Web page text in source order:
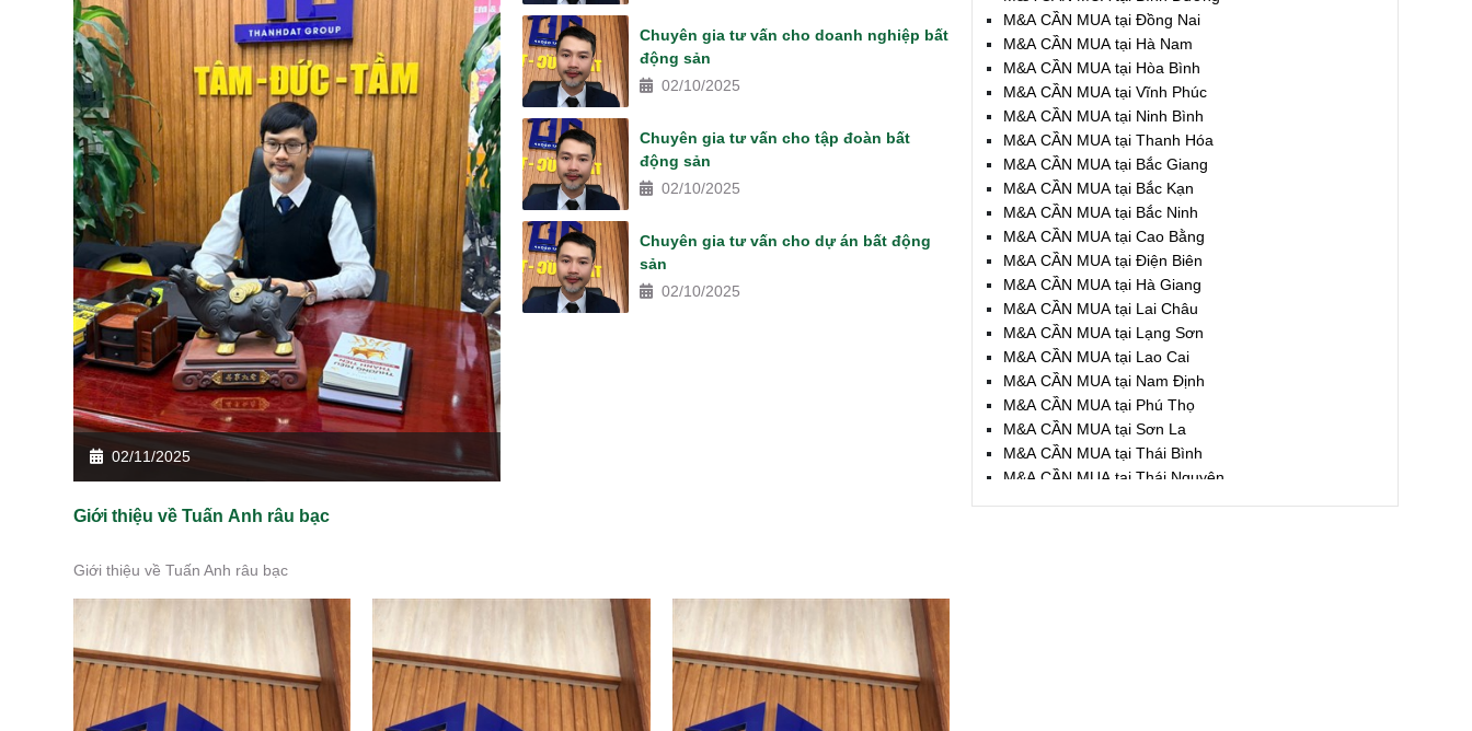
02/11/2025
Giới thiệu về Tuấn Anh râu bạc
Giới thiệu về Tuấn Anh râu bạc
Chuyên gia tư vấn cho doanh nghiệp bất
động sản
02/10/2025
Chuyên gia tư vấn cho tập đoàn bất
động sản
02/10/2025
Chuyên gia tư vấn cho dự án bất động
sản
02/10/2025
M&A CẦN MUA tại Đồng Nai
M&A CẦN MUA tại Hà Nam
M&A CẦN MUA tại Hòa Bình
M&A CẦN MUA tại Vĩnh Phúc
M&A CẦN MUA tại Ninh Bình
M&A CẦN MUA tại Thanh Hóa
M&A CẦN MUA tại Bắc Giang
M&A CẦN MUA tại Bắc Kạn
M&A CẦN MUA tại Bắc Ninh
M&A CẦN MUA tại Cao Bằng
M&A CẦN MUA tại Điện Biên
M&A CẦN MUA tại Hà Giang
M&A CẦN MUA tại Lai Châu
M&A CẦN MUA tại Lạng Sơn
M&A CẦN MUA tại Lao Cai
M&A CẦN MUA tại Nam Định
M&A CẦN MUA tại Phú Thọ
M&A CẦN MUA tại Sơn La
M&A CẦN MUA tại Thái Bình
M&A CẦN MUA tại Thái Nguyên